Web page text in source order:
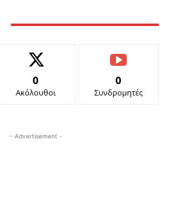
0
Ακόλουθοι
0
Συνδρομητές
- Advertisement -